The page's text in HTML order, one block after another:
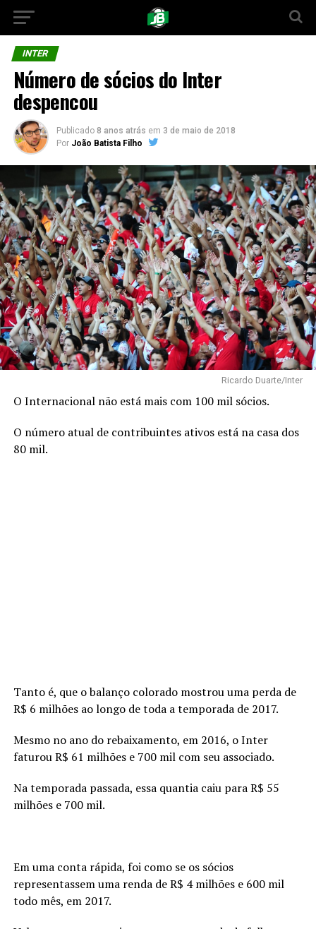
INTER
Número de sócios do Inter
despencou
Publicado 8 anos atrás em 3 de maio de 2018
Por João Batista Filho
Ricardo Duarte/Inter
O Internacional não está mais com 100 mil sócios.
O número atual de contribuintes ativos está na casa dos
80 mil.
Tanto é, que o balanço colorado mostrou uma perda de
R$ 6 milhões ao longo de toda a temporada de 2017.
Mesmo no ano do rebaixamento, em 2016, o Inter
faturou R$ 61 milhões e 700 mil com seu associado.
Na temporada passada, essa quantia caiu para R$ 55
milhões e 700 mil.
Em uma conta rápida, foi como se os sócios
representassem uma renda de R$ 4 milhões e 600 mil
todo mês, em 2017.